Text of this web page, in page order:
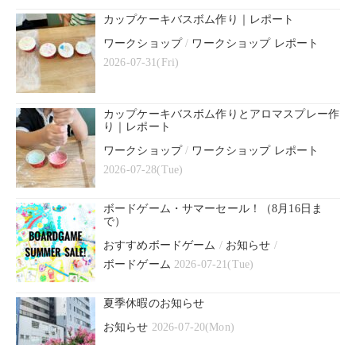
カップケーキバスボム作り｜レポート
ワークショップ/ ワークショップ レポート
2026-07-31(Fri)
カップケーキバスボム作りとアロマスプレー作
り｜レポート
ワークショップ/ ワークショップ レポート
2026-07-28(Tue)
ボードゲーム・サマーセール！（8月16日ま
で）
おすすめボードゲーム / お知らせ /
ボードゲーム 2026-07-21(Tue)
夏季休暇のお知らせ
お知らせ 2026-07-20(Mon)